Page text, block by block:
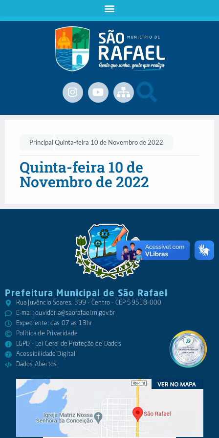
PrincipalQuinta-feira 10 de Novembro de 2022
Quinta-feira 10 de
Novembro de 2022
Prefeitura Municipal de São Rafael
Rua Juvêncio Soares, 399 - Centro - CEP 59518-000
E-mail:ouvidoria@saorafael.rn.gov.br
Expediente: das 07 as 13hr
Política de Privacidade
LGPD - Lei Geral de Proteção de Dados
Acessibilidade Digital
Dados Abertos